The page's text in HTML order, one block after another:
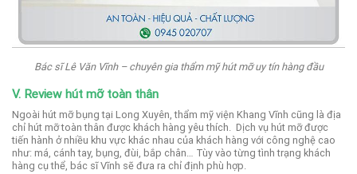
Bác sĩ Lê Văn Vĩnh – chuyên gia thẩm mỹ hút mỡ uy tín hàng đầu
V. Review hút mỡ toàn thân
Ngoài hút mỡ bụng tại Long Xuyên, thẩm mỹ viện Khang Vĩnh cũng là địa
chỉ hút mỡ toàn thân được khách hàng yêu thích. Dịch vụ hút mỡ được
tiến hành ở nhiều khu vực khác nhau của khách hàng với công nghệ cao
như: má, cánh tay, bụng, đùi, bắp chân… Tùy vào từng tình trạng khách
hàng cụ thể, bác sĩ Vĩnh sẽ đưa ra chỉ định phù hợp.